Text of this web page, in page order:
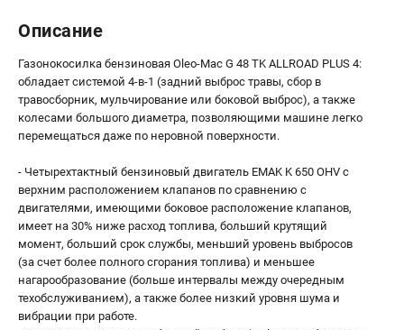
Описание
Газонокосилка бензиновая Oleo-Mac G 48 TK ALLROAD PLUS 4:
обладает системой 4-в-1 (задний выброс травы, сбор в
травосборник, мульчирование или боковой выброс), а также
колесами большого диаметра, позволяющими машине легко
перемещаться даже по неровной поверхности.
- Четырехтактный бензиновый двигатель EMAK K 650 OHV с
верхним расположением клапанов по сравнению с
двигателями, имеющими боковое расположение клапанов,
имеет на 30% ниже расход топлива, больший крутящий
момент, больший срок службы, меньший уровень выбросов
(за счет более полного сгорания топлива) и меньшее
нагарообразование (больше интервалы между очередным
техобслуживанием), а также более низкий уровня шума и
вибрации при работе.